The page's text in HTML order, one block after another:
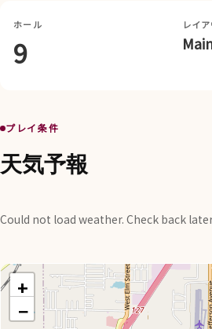
ホール
9
レイ
プレイ条件
天気予報
Could not load weather. Check back
+
−